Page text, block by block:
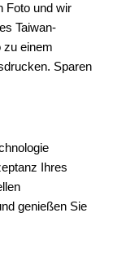
Foto und wir
Taiwan-
zu einem
Sparen
Ihres
genießen Sie